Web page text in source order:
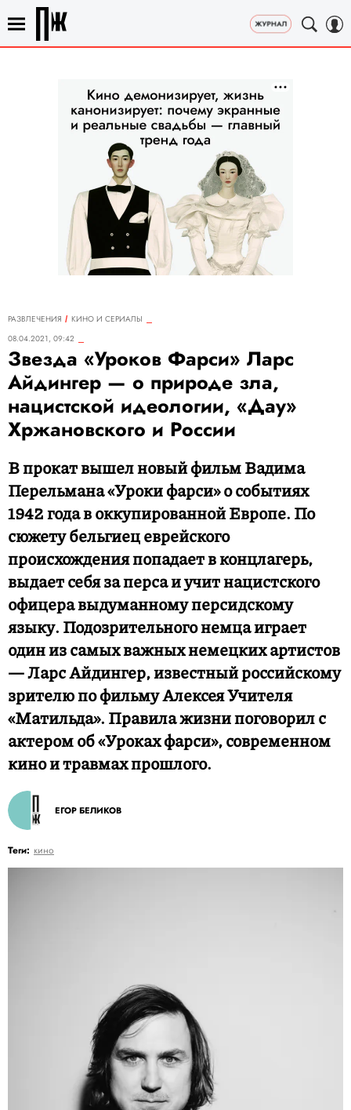
РАЗВЛЕЧЕНИЯ
КИНО И СЕРИАЛЫ
08.04.2021, 09:42
Звезда «Уроков Фарси» Ларс
Айдингер — о природе зла,
нацистской идеологии, «Дау»
Хржановского и России
В прокат вышел новый фильм Вадима
Перельмана «Уроки фарси» о событиях
1942 года в оккупированной Европе. По
сюжету бельгиец еврейского
происхождения попадает в концлагерь,
выдает себя за перса и учит нацистского
офицера выдуманному персидскому
языку. Подозрительного немца играет
один из самых важных немецких артистов
— Ларс Айдингер, известный российскому
зрителю по фильму Алексея Учителя
«Матильда». Правила жизни поговорил с
актером об «Уроках фарси», современном
кино и травмах прошлого.
ЕГОР БЕЛИКОВ
Теги: кино